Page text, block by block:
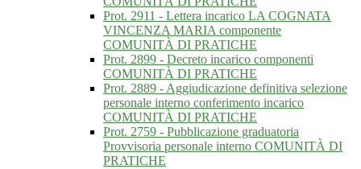
Prot. 2911 - Lettera incarico LA COGNATA
VINCENZA MARIA componente
COMUNITÀ DI PRATICHE
Prot. 2899 - Decreto incarico componenti
COMUNITÀ DI PRATICHE
Prot. 2889 - Aggiudicazione definitiva selezione
personale interno conferimento incarico
COMUNITÀ DI PRATICHE
Prot. 2759 - Pubblicazione graduatoria
Provvisoria personale interno COMUNITÀ DI
PRATICHE